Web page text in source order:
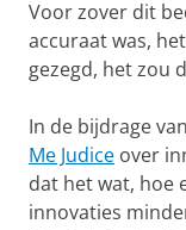
Voor zover dit
accuraat was,
gezegd, het zou
In de bijdrage
Me Judice over
dat het wat, hoe
innovaties